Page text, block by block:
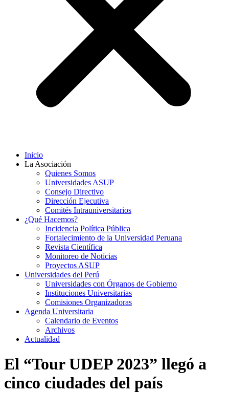
Inicio
La Asociación
Quienes Somos
Universidades ASUP
Consejo Directivo
Dirección Ejecutiva
Comités Intrauniversitarios
¿Qué Hacemos?
Incidencia Política Pública
Fortalecimiento de la Universidad Peruana
Revista Científica
Monitoreo de Noticias
Proyectos ASUP
Universidades del Perú
Universidades con Órganos de Gobierno
Instituciones Universitarias
Comisiones Organizadoras
Agenda Universitaria
Calendario de Eventos
Archivos
Actualidad
El “Tour UDEP 2023” llegó a
cinco ciudades del país